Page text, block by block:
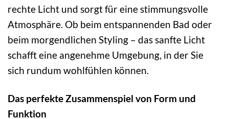
rechte Licht und sorgt für eine stimmungsvolle
Atmosphäre. Ob beim entspannenden Bad oder
beim morgendlichen Styling – das sanfte Licht
schafft eine angenehme Umgebung, in der Sie
sich rundum wohlfühlen können.
Das perfekte Zusammenspiel von Form und
Funktion